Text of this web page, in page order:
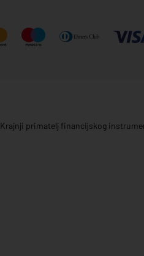
Krajnji primatelj financijskog